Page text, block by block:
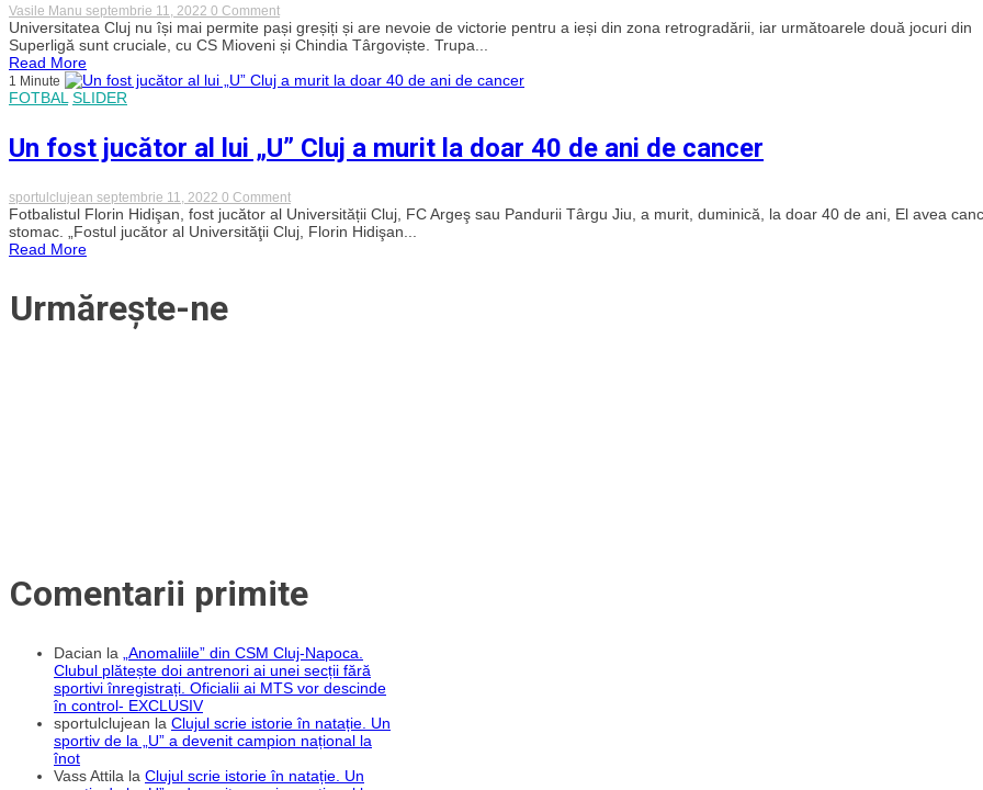
U21,
la
BT
Au
naționale
Vasile Manu septembrie 11, 2022 0 Commenton
„U”
Cluj,
totul
victorie
Mioveni!
„Șepcile
nu
își
mai
permit
Universitatea Cluj nu își mai permite pași greșiți și are nevoie de victorie pentru a ieși din zona retrogradării, iar următoarele două jocuri din
Superligă sunt cruciale, cu CS Mioveni și Chindia Târgoviște. Trupa...
Read More
1 Minute
FOTBAL SLIDER
Un fost jucător al lui „U” Cluj a murit la doar 40 de ani de cancer
sportulclujean septembrie 11, 2022 0 Commenton
Un
fost
jucător
Fotbalistul Florin Hidişan, fost jucător al Universității Cluj, FC Argeş sau Pandurii Târgu Jiu, a murit, duminică, la doar 40 de ani, El avea
stomac. „Fostul jucător al Universităţii Cluj, Florin Hidişan...
Read More
Urmărește-ne
Comentarii primite
Dacian la
„Anomaliile” din CSM Cluj-Napoca.
Clubul plătește doi antrenori ai unei secții fără
sportivi înregistrați. Oficialii ai MTS vor descinde
în control- EXCLUSIV
sportulclujean la Clujul scrie istorie în natație. Un
sportiv de la „U” a devenit campion național la
înot
Vass Attila la Clujul scrie istorie în natație. Un